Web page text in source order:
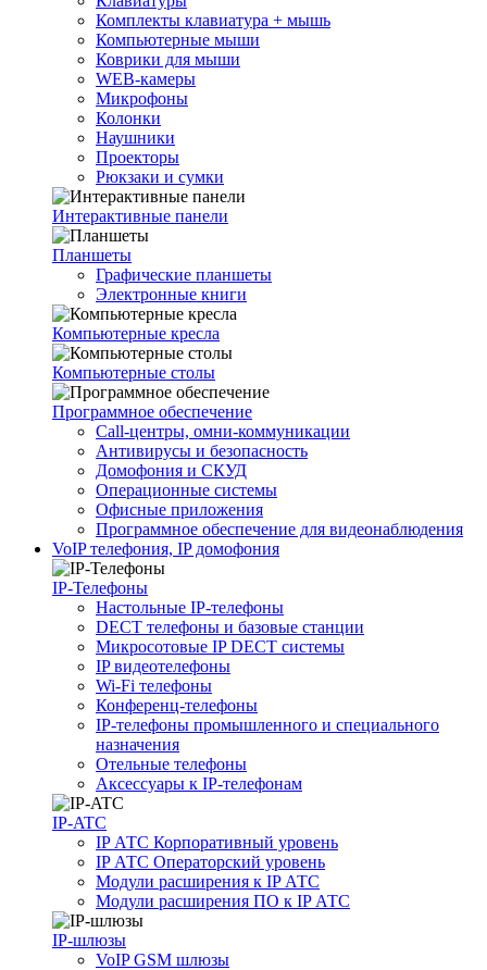
Комплекты клавиатура + мышь
Компьютерные мыши
Коврики для мыши
WEB-камеры
Микрофоны
Колонки
Наушники
Проекторы
Рюкзаки и сумки
Интерактивные панели
Планшеты
Графические планшеты
Электронные книги
Компьютерные кресла
Компьютерные столы
Программное обеспечение
Call-центры, омни-коммуникации
Антивирусы и безопасность
Домофония и СКУД
Операционные системы
Офисные приложения
Программное обеспечение для видеонаблюдения
VoIP телефония, IP домофония
IP-Телефоны
Настольные IP-телефоны
DECT телефоны и базовые станции
Микросотовые IP DECT системы
IP видеотелефоны
Wi-Fi телефоны
Конференц-телефоны
IP-телефоны промышленного и специального
назначения
Отельные телефоны
Аксессуары к IP-телефонам
IP-ATC
IP АТС Корпоративный уровень
IP АТС Операторский уровень
Модули расширения к IP АТС
Модули расширения ПО к IP АТС
IP-шлюзы
VoIP GSM шлюзы